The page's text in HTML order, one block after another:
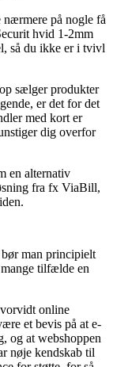
på nogle få
hvid 1-2mm
så du ikke er i tvivl
sælger produkter
er det for det
med kort er
dig overfor
en alternativ
fra fx ViaBill,
man principielt
tilfælde en
online
et bevis på at e-
og at webshoppen
nøje kendskab til